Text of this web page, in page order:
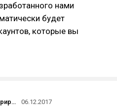
нами
будет
которые вы
Как создать самомодерируемое сообщество
06.12.2017